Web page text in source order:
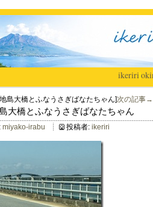
ikeriri|
島大橋とふなうさぎばなたちゃん]次の記事→
大橋とふなうさぎばなたちゃん
miyako-irabu 投稿者: ikeriri